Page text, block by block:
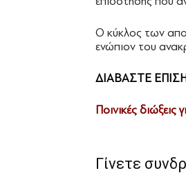
Ο κύκλος των
ενώπιον του
ΔΙΑΒΑΣΤΕ
Ποινικές
Γίνετε